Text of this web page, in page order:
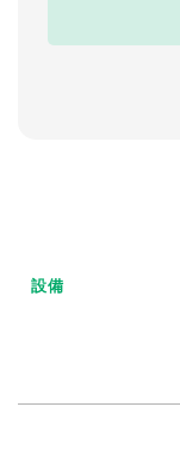
設備